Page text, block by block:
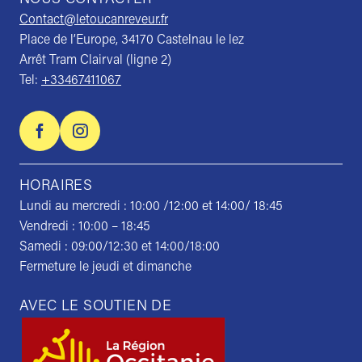
Contact@letoucanreveur.fr
Place de l’Europe, 34170 Castelnau le lez
Arrêt Tram Clairval (ligne 2)
Tel: +33467411067
HORAIRES
Lundi au mercredi : 10:00 /12:00 et 14:00/ 18:45
Vendredi : 10:00 – 18:45
Samedi : 09:00/12:30 et 14:00/18:00
Fermeture le jeudi et dimanche
AVEC LE SOUTIEN DE